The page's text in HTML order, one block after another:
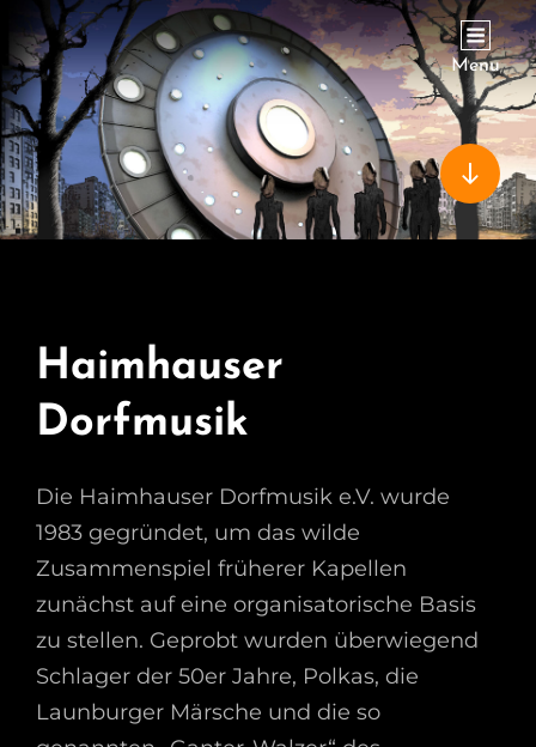
VERSCHOLLEN IN HAIMHAUSENMenu
Haimhauser
Dorfmusik
Die Haimhauser Dorfmusik e.V. wurde
1983 gegründet, um das wilde
Zusammenspiel früherer Kapellen
zunächst auf eine organisatorische Basis
zu stellen. Geprobt wurden überwiegend
Schlager der 50er Jahre, Polkas, die
Launburger Märsche und die so